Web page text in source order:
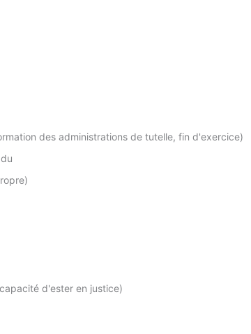
des administrations de tutelle, fin d'exercice)
d'ester en justice)